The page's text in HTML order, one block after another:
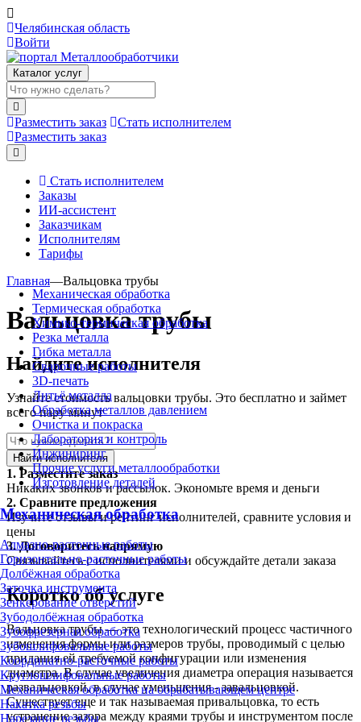
Челябинская область
Войти
Каталог услуг
Разместить заказ
Стать исполнителем
Разместить заказ
Стать исполнителем
Заказы
ИИ-ассистент
Заказчикам
Исполнителям
Тарифы
Механическая обработка
Термическая обработка
Химико-термическая обработка
Резка металла
Гибка металла
Сварочные работы
3D-печать
Литьё металла
Обработка металлов давлением
Очистка и покраска
Лаборатория и контроль
Инжиниринг
Прочие услуги металлообработки
Изготовление деталей
Механическая обработка
Алмазно-расточные работы
Горизонтально-расточные работы
Долбёжная обработка
Заточка инструмента
Зенкерование отверстий
Зубодолбёжная обработка
Зубофрезерная обработка
Зубошлифовальные работы
Координатно-расточные работы
Круглошлифовальные работы
Механическая обработка на обрабатывающем центре
Накатка резьбы
Нарезание резьбы
Главная—Вальцовка трубы
Вальцовка трубы
Найдите исполнителя
Узнайте стоимость вальцовки трубы. Это бесплатно и займет
всего пару минут
Найти исполнителя
1. Разместите заказ
Никаких звонков и рассылок. Экономьте время и деньги
2. Сравните предложения
Изучите отзывы и рейтинг исполнителей, сравните условия и
цены
3.Договоритесь напрямую
Связывайтесь с исполнителями и обсуждайте детали заказа
Коротко об услуге
Вальцовка трубы — это технологический процесс частичного
изменения формы или размеров трубы, проводимый с целью
придания ей требуемой конфигурации или изменения
диаметра. В случае увеличения диаметра операция называется
развальцовкой, в случае уменьшения - завальцовкой.
Существует еще и так называемая привальцовка, то есть
устранение зазора между краями трубы и инструментом после